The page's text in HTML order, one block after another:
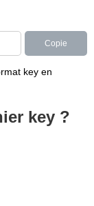
Copie
key en
key ?